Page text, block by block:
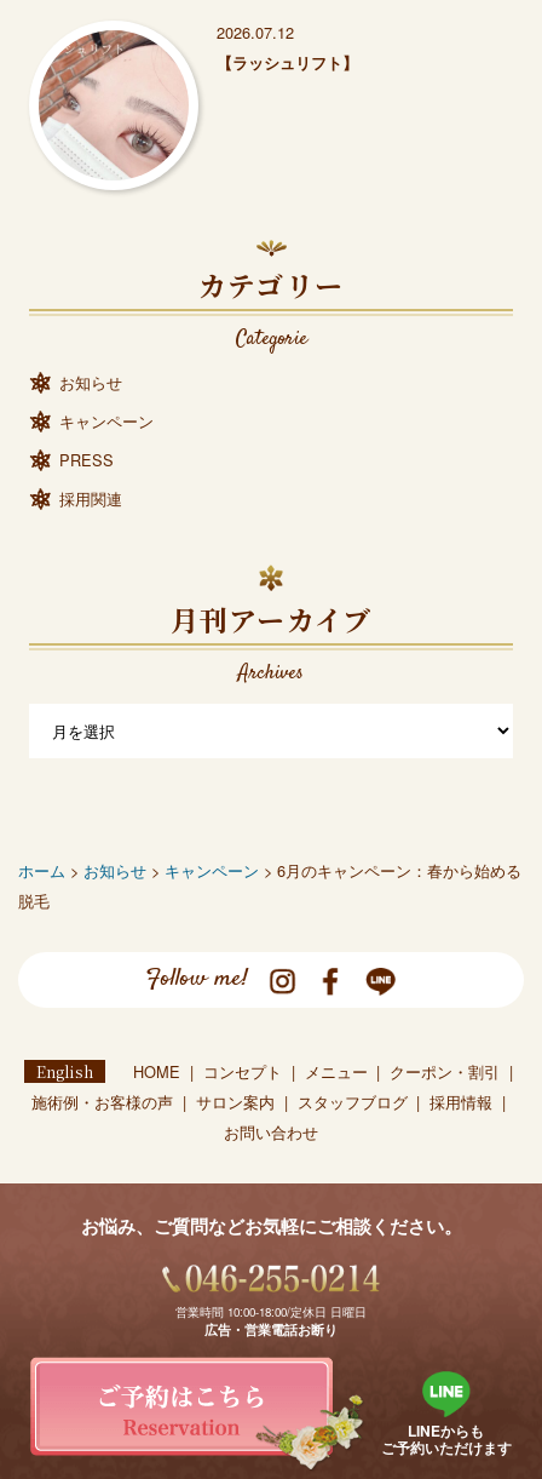
2026.07.12
【ラッシュリフト】
カテゴリー
Categorie
お知らせ
キャンペーン
PRESS
採用関連
月刊アーカイブ
Archives
ホーム > お知らせ > キャンペーン > 6月のキャンペーン：春から始める
脱毛
Follow me!
English HOME コンセプト メニュー
クーポン・割引
施術例・お客様の声
サロン案内 スタッフブログ
採用情報
お問い合わせ
お悩み、ご質問などお気軽にご相談ください。
営業時間 10:00-18:00/定休日 日曜日
広告・営業電話お断り
LINEからも
ご予約いただけます